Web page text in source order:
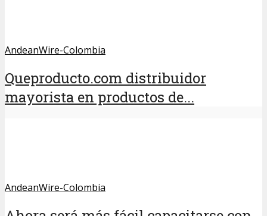
AndeanWire-Colombia
Queproducto.com distribuidor
mayorista en productos de...
AndeanWire-Colombia